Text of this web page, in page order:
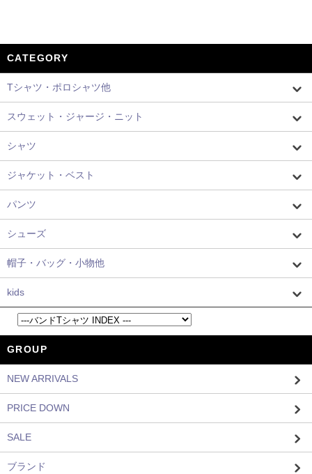
CATEGORY
Tシャツ・ポロシャツ他
スウェット・ジャージ・ニット
シャツ
ジャケット・ベスト
パンツ
シューズ
帽子・バッグ・小物他
kids
GROUP
NEW ARRIVALS
PRICE DOWN
SALE
ブランド